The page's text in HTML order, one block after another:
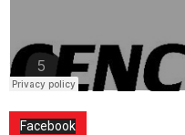
Facebook